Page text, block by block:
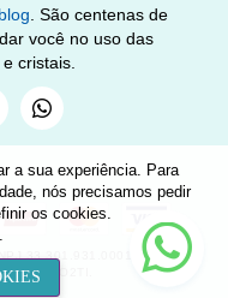
a sua experiência. Para
nós precisamos pedir
os cookies.
.
blog. São centenas de
você no uso das
cristais.
YoutubeWhatsapp
33.301.931.0001-89. Todos
por O2TI.